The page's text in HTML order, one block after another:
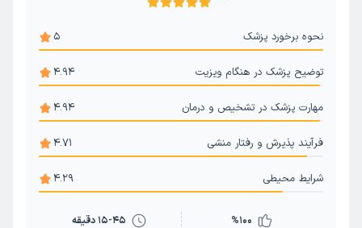
نحوه برخورد پزشک 5
توضیح پزشک در هنگام ویزیت 4.94
مهارت پزشک در تشخیص و درمان 4.94
فرآیند پذیرش و رفتار منشی 4.71
شرایط محیطی 4.29
%100
15-45 دقیقه